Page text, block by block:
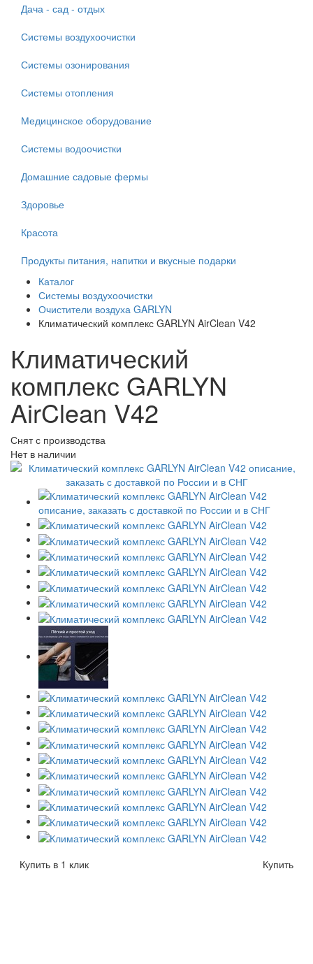
Дача - сад - отдых
Системы воздухоочистки
Системы озонирования
Системы отопления
Медицинское оборудование
Системы водоочистки
Домашние садовые фермы
Здоровье
Красота
Продукты питания, напитки и вкусные подарки
Каталог
Системы воздухоочистки
Очистители воздуха GARLYN
Климатический комплекс GARLYN AirClean V42
Климатический
комплекс GARLYN
AirClean V42
Снят с производства
Нет в наличии
Купить в 1 клик Купить